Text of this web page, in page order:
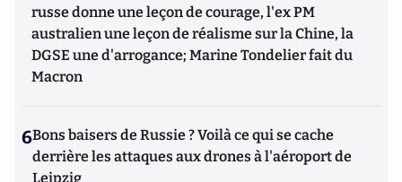
russe donne une leçon de courage, l'ex PM
australien une leçon de réalisme sur la Chine, la
DGSE une d'arrogance; Marine Tondelier fait du
Macron
6Bons baisers de Russie ? Voilà ce qui se cache
derrière les attaques aux drones à l'aéroport de
Leipzig